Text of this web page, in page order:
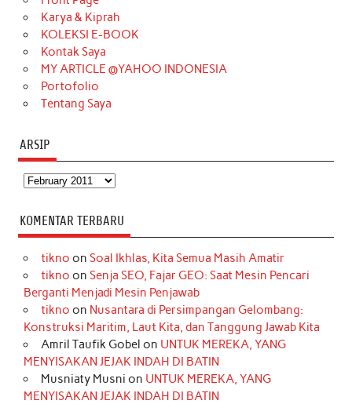
k
a
m
Karya & Kiprah
KOLEKSI E-BOOK
Kontak Saya
MY ARTICLE @YAHOO INDONESIA
Portofolio
Tentang Saya
ARSIP
Arsip
KOMENTAR TERBARU
tikno on Soal Ikhlas, Kita Semua Masih Amatir
tikno on Senja SEO, Fajar GEO: Saat Mesin Pencari
Berganti Menjadi Mesin Penjawab
tikno on Nusantara di Persimpangan Gelombang:
Konstruksi Maritim, Laut Kita, dan Tanggung Jawab Kita
Amril Taufik Gobel on UNTUK MEREKA, YANG
MENYISAKAN JEJAK INDAH DI BATIN
Musniaty Musni on UNTUK MEREKA, YANG
MENYISAKAN JEJAK INDAH DI BATIN